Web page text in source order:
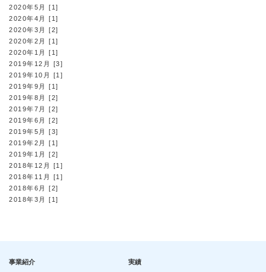
2020年5月 [1]
2020年4月 [1]
2020年3月 [2]
2020年2月 [1]
2020年1月 [1]
2019年12月 [3]
2019年10月 [1]
2019年9月 [1]
2019年8月 [2]
2019年7月 [2]
2019年6月 [2]
2019年5月 [3]
2019年2月 [1]
2019年1月 [2]
2018年12月 [1]
2018年11月 [1]
2018年6月 [2]
2018年3月 [1]
事業紹介 実績